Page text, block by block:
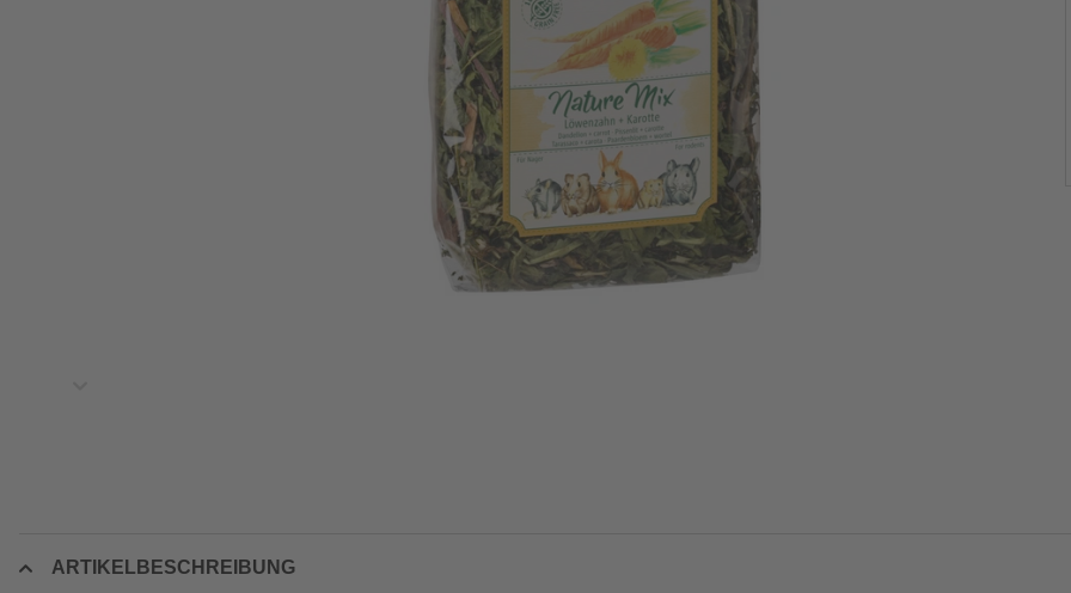
ARTIKELBESCHREIBUNG